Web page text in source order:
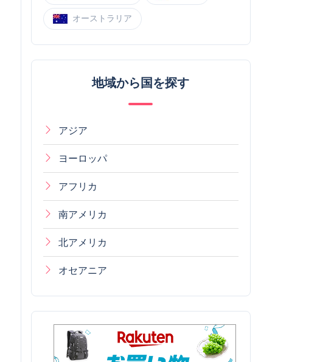
オーストラリア
地域から国を探す
アジア
ヨーロッパ
アフリカ
南アメリカ
北アメリカ
オセアニア